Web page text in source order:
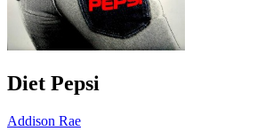
Diet Pepsi
Addison Rae